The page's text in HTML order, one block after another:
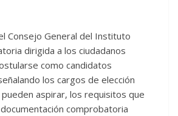
Consejo General del Instituto
dirigida a los ciudadanos
como candidatos
los cargos de elección
aspirar, los requisitos que
comprobatoria